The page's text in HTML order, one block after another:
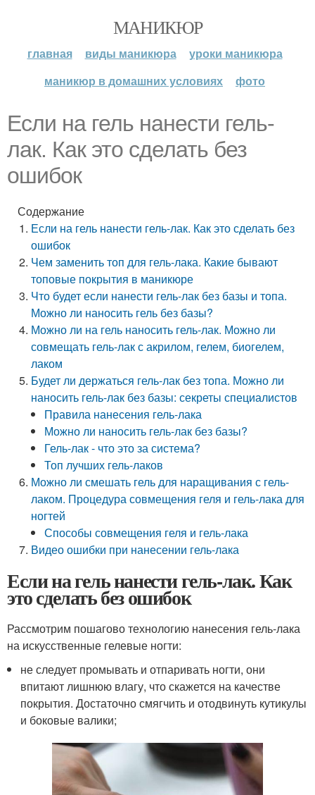
МАНИКЮР
главная виды маникюра
уроки маникюра
маникюр в домашних условиях
фото
Если на гель нанести гель-
лак. Как это сделать без
ошибок
Содержание
Если на гель нанести гель-лак. Как это сделать без
ошибок
Чем заменить топ для гель-лака. Какие бывают
топовые покрытия в маникюре
Что будет если нанести гель-лак без базы и топа.
Можно ли наносить гель без базы?
Можно ли на гель наносить гель-лак. Можно ли
совмещать гель-лак с акрилом, гелем, биогелем,
лаком
Будет ли держаться гель-лак без топа. Можно ли
наносить гель-лак без базы: секреты специалистов
Правила нанесения гель-лака
Можно ли наносить гель-лак без базы?
Гель-лак - что это за система?
Топ лучших гель-лаков
Можно ли смешать гель для наращивания с гель-
лаком. Процедура совмещения геля и гель-лака для
ногтей
Способы совмещения геля и гель-лака
Видео ошибки при нанесении гель-лака
Если на гель нанести гель-лак. Как
это сделать без ошибок
Рассмотрим пошагово технологию нанесения гель-лака
на искусственные гелевые ногти:
не следует промывать и отпаривать ногти, они
впитают лишнюю влагу, что скажется на качестве
покрытия. Достаточно смягчить и отодвинуть кутикулы
и боковые валики;